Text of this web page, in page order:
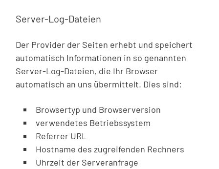
Server-Log-Dateien
Der Provider der Seiten erhebt und speichert
automatisch Informationen in so genannten
Server-Log-Dateien, die Ihr Browser
automatisch an uns übermittelt. Dies sind:
Browsertyp und Browserversion
verwendetes Betriebssystem
Referrer URL
Hostname des zugreifenden Rechners
Uhrzeit der Serveranfrage